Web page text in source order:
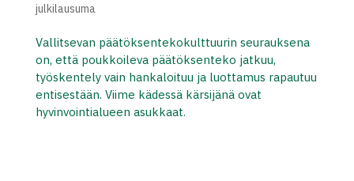
julkilausuma
Vallitsevan päätöksentekokulttuurin seurauksena
on, että poukkoileva päätöksenteko jatkuu,
työskentely vain hankaloituu ja luottamus rapautuu
entisestään. Viime kädessä kärsijänä ovat
hyvinvointialueen asukkaat.